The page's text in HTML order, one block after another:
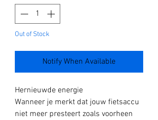
Out of Stock
Notify When Available
Hernieuwde energie
Wanneer je merkt dat jouw fietsaccu
niet meer presteert zoals voorheen